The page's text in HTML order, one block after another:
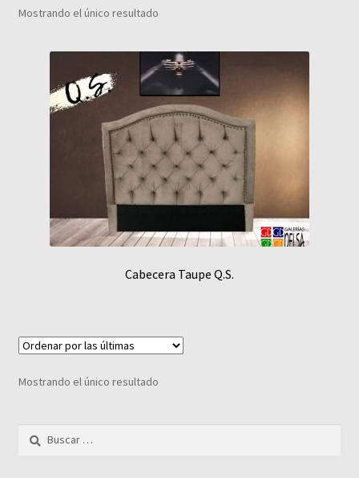
Mostrando el único resultado
Cabecera Taupe Q.S.
Mostrando el único resultado
Buscar: